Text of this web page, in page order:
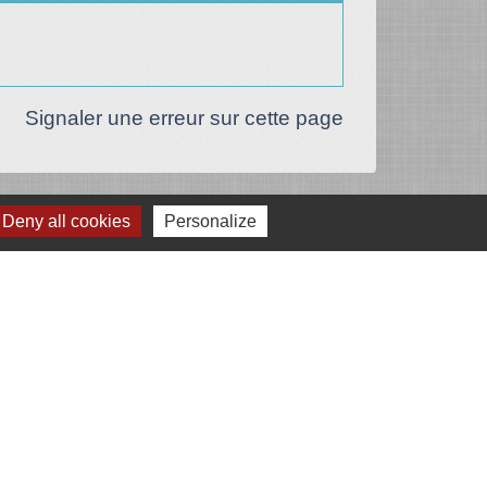
Signaler une erreur sur cette page
Deny all cookies Personalize